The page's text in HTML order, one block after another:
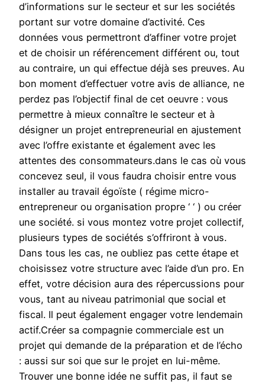
d’informations sur le secteur et sur les sociétés
portant sur votre domaine d’activité. Ces
données vous permettront d’affiner votre projet
et de choisir un référencement différent ou, tout
au contraire, un qui effectue déjà ses preuves. Au
bon moment d’effectuer votre avis de alliance, ne
perdez pas l’objectif final de cet oeuvre : vous
permettre à mieux connaître le secteur et à
désigner un projet entrepreneurial en ajustement
avec l’offre existante et également avec les
attentes des consommateurs.dans le cas où vous
concevez seul, il vous faudra choisir entre vous
installer au travail égoïste ( régime micro-
entrepreneur ou organisation propre ‘ ‘ ) ou créer
une société. si vous montez votre projet collectif,
plusieurs types de sociétés s’offriront à vous.
Dans tous les cas, ne oubliez pas cette étape et
choisissez votre structure avec l’aide d’un pro. En
effet, votre décision aura des répercussions pour
vous, tant au niveau patrimonial que social et
fiscal. Il peut également engager votre lendemain
actif.Créer sa compagnie commerciale est un
projet qui demande de la préparation et de l’écho
: aussi sur soi que sur le projet en lui-même.
Trouver une bonne idée ne suffit pas, il faut se